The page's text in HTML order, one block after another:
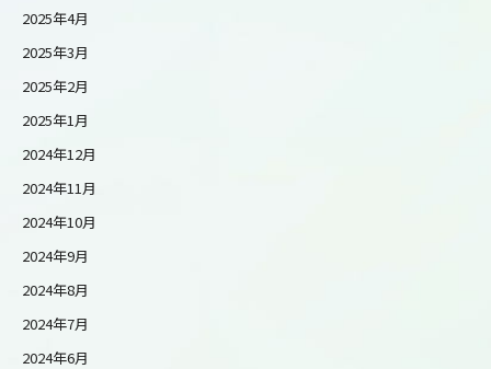
2025年4月
2025年3月
2025年2月
2025年1月
2024年12月
2024年11月
2024年10月
2024年9月
2024年8月
2024年7月
2024年6月